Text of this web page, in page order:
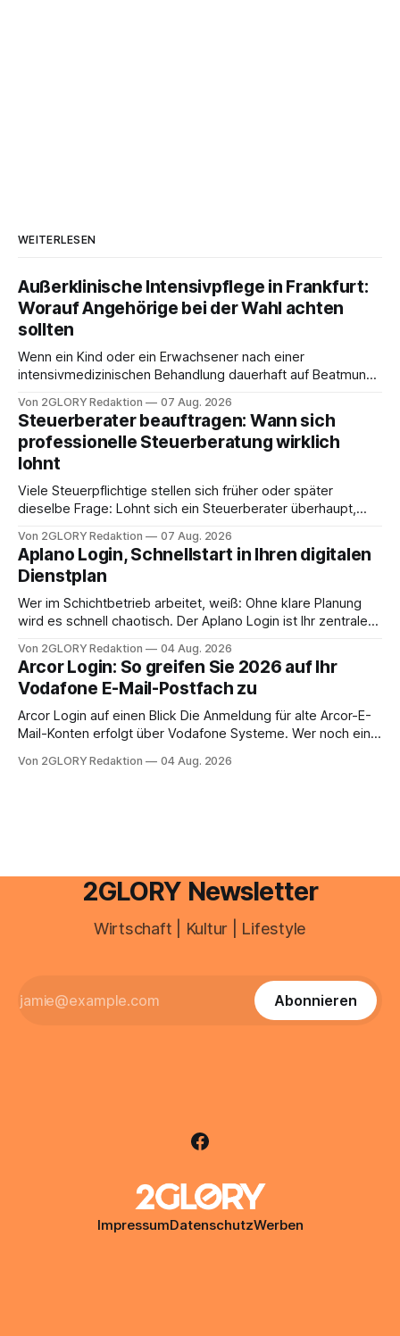
WEITERLESEN
Außerklinische Intensivpflege in Frankfurt:
Worauf Angehörige bei der Wahl achten
sollten
Wenn ein Kind oder ein Erwachsener nach einer
intensivmedizinischen Behandlung dauerhaft auf Beatmung
angewiesen ist, stellt sich für Familien eine schwierige
Frage: Muss die Versorgung dauerhaft in der Klinik bleiben –
oder ist ein Leben zu Hause möglich? Die außerklinische
Intensivpflege bietet genau diese Alternative: Sie
Von 2GLORY Redaktion 07 Aug. 2026
Steuerberater beauftragen: Wann sich
professionelle Steuerberatung wirklich
lohnt
Viele Steuerpflichtige stellen sich früher oder später
dieselbe Frage: Lohnt sich ein Steuerberater überhaupt,
erledigen? Die kurze Antwort: Bei einfachen
Einkommensverhältnissen reicht häufig eine Steuersoftware
aus – sobald jedoch mehrere Einkunftsarten
zusammentreffen oder größere finanzielle Veränderungen
anstehen, zahlt sich professionelle Unterstützung meist
Von 2GLORY Redaktion 07 Aug. 2026
Aplano Login, Schnellstart in Ihren digitalen
Dienstplan
Wer im Schichtbetrieb arbeitet, weiß: Ohne klare Planung
wird es schnell chaotisch. Der Aplano Login ist Ihr zentraler
abwesenheiten und die gesamte kommunikation rund um
Ihr personal digital zu organisieren. In diesem Leitfaden
erfahren Sie alles, was Sie für einen reibungslosen Einstieg
brauchen, von der Registrierung
Von 2GLORY Redaktion 04 Aug. 2026
Arcor Login: So greifen Sie 2026 auf Ihr
Vodafone E-Mail-Postfach zu
Arcor Login auf einen Blick Die Anmeldung für alte Arcor-E-
Mail-Konten erfolgt über Vodafone Systeme. Wer noch eine
besitzt, loggt sich heute über das Vodafone E-Mail & Cloud
Von 2GLORY Redaktion 04 Aug. 2026
2GLORY Newsletter
Wirtschaft | Kultur | Lifestyle
Abonnieren
ImpressumDatenschutzWerben